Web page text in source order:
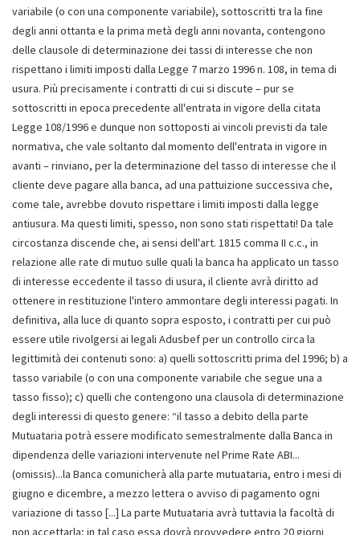
variabile (o con una componente variabile), sottoscritti tra la fine
degli anni ottanta e la prima metà degli anni novanta, contengono
delle clausole di determinazione dei tassi di interesse che non
rispettano i limiti imposti dalla Legge 7 marzo 1996 n. 108, in tema di
usura. Più precisamente i contratti di cui si discute – pur se
sottoscritti in epoca precedente all'entrata in vigore della citata
Legge 108/1996 e dunque non sottoposti ai vincoli previsti da tale
normativa, che vale soltanto dal momento dell'entrata in vigore in
avanti – rinviano, per la determinazione del tasso di interesse che il
cliente deve pagare alla banca, ad una pattuizione successiva che,
come tale, avrebbe dovuto rispettare i limiti imposti dalla legge
antiusura. Ma questi limiti, spesso, non sono stati rispettati! Da tale
circostanza discende che, ai sensi dell'art. 1815 comma II c.c., in
relazione alle rate di mutuo sulle quali la banca ha applicato un tasso
di interesse eccedente il tasso di usura, il cliente avrà diritto ad
ottenere in restituzione l'intero ammontare degli interessi pagati. In
definitiva, alla luce di quanto sopra esposto, i contratti per cui può
essere utile rivolgersi ai legali Adusbef per un controllo circa la
legittimità dei contenuti sono: a) quelli sottoscritti prima del 1996; b) a
tasso variabile (o con una componente variabile che segue una a
tasso fisso); c) quelli che contengono una clausola di determinazione
degli interessi di questo genere: “il tasso a debito della parte
Mutuataria potrà essere modificato semestralmente dalla Banca in
dipendenza delle variazioni intervenute nel Prime Rate ABI...
(omissis)...la Banca comunicherà alla parte mutuataria, entro i mesi di
giugno e dicembre, a mezzo lettera o avviso di pagamento ogni
variazione di tasso [...] La parte Mutuataria avrà tuttavia la facoltà di
non accettarla; in tal caso essa dovrà provvedere entro 20 giorni